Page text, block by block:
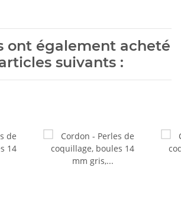
ont également acheté
suivants :